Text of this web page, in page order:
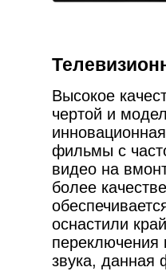
Высокое
чертой и
фильмы с
видео на
более
оснастили
переключения
звука, данная